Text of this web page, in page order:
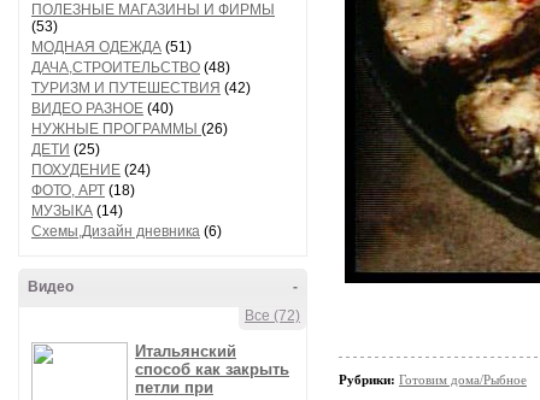
ПОЛЕЗНЫЕ МАГАЗИНЫ И ФИРМЫ
(53)
МОДНАЯ ОДЕЖДА (51)
ДАЧА,СТРОИТЕЛЬСТВО (48)
ТУРИЗМ И ПУТЕШЕСТВИЯ (42)
ВИДЕО РАЗНОЕ (40)
НУЖНЫЕ ПРОГРАММЫ (26)
ДЕТИ (25)
ПОХУДЕНИЕ (24)
ФОТО, АРТ (18)
МУЗЫКА (14)
Схемы,Дизайн дневника (6)
-
Видео
Все (72)
Итальянский
способ как закрыть
петли при
Рубрики: Готовим дома/Рыбное